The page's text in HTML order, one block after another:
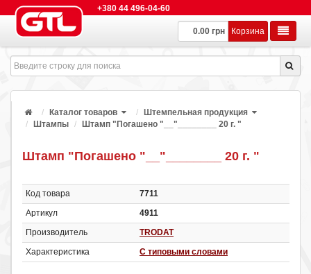
+380 44 496-04-60
0.00 грн Корзина
Каталог товаров
Штемпельная продукция
Штампы
Штамп "Погашено "__"________ 20 г. "
Штамп "Погашено "__"________ 20 г. "
Код товара
7711
Артикул
4911
Производитель
TRODAT
Характеристика
С типовыми словами